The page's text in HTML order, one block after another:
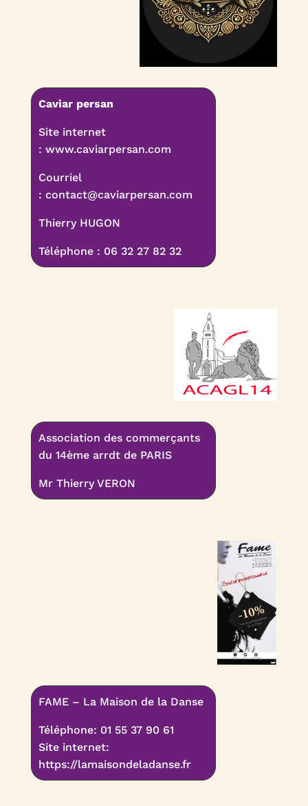
Caviar persan
Site internet
: www.caviarpersan.com
Courriel
: contact@caviarpersan.com
Thierry HUGON
Téléphone : 06 32 27 82 32
Association des commerçants
du 14ème arrdt de PARIS
Mr Thierry VERON
FAME – La Maison de la Danse
Téléphone: 01 55 37 90 61
Site internet:
https://lamaisondeladanse.fr